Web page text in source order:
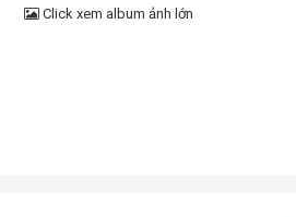
Click xem album ảnh lớn